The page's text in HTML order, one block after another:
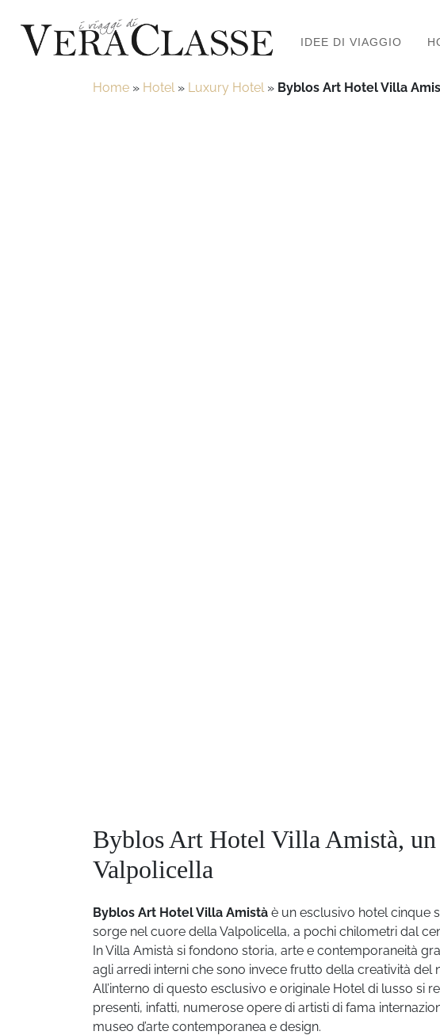
IDEE DI VIAGGIO
Home » Hotel» Luxury Hotel» Byblos Art Hotel Villa
Byblos Art Hotel Villa Amistà,
Valpolicella
Byblos Art Hotel Villa Amistà è un esclusivo hotel cinque
sorge nel cuore della Valpolicella, a pochi chilometri dal
In Villa Amistà si fondono storia, arte e contemporaneità
agli arredi interni che sono invece frutto della creatività del
All’interno di questo esclusivo e originale Hotel di lusso si
presenti, infatti, numerose opere di artisti di fama
museo d’arte contemporanea e design.